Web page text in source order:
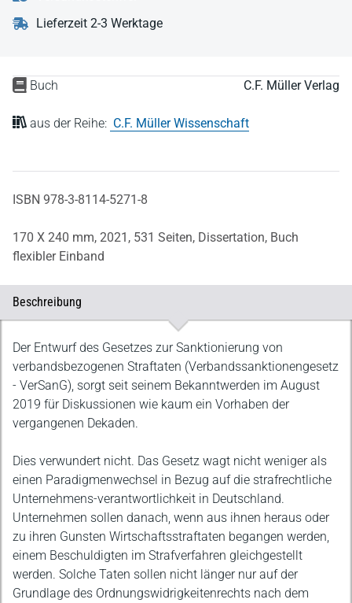
Buch C.F. Müller Verlag
aus der Reihe: C.F. Müller Wissenschaft
ISBN 978-3-8114-5271-8
170 X 240 mm, 2021, 531 Seiten, Dissertation, Buch
flexibler Einband
Lieferzeit 2-3 Werktage
Beschreibung
Beschreibung
Der Entwurf des Gesetzes zur Sanktionierung von
verbandsbezogenen Straftaten (Verbandssanktionengesetz
- VerSanG), sorgt seit seinem Bekanntwerden im August
2019 für Diskussionen wie kaum ein Vorhaben der
vergangenen Dekaden.
Dies verwundert nicht. Das Gesetz wagt nicht weniger als
einen Paradigmenwechsel in Bezug auf die strafrechtliche
Unternehmens-verantwortlichkeit in Deutschland.
Unternehmen sollen danach, wenn aus ihnen heraus oder
zu ihren Gunsten Wirtschaftsstraftaten begangen werden,
einem Beschuldigten im Strafverfahren gleichgestellt
werden. Solche Taten sollen nicht länger nur auf der
Grundlage des Ordnungswidrigkeitenrechts nach dem